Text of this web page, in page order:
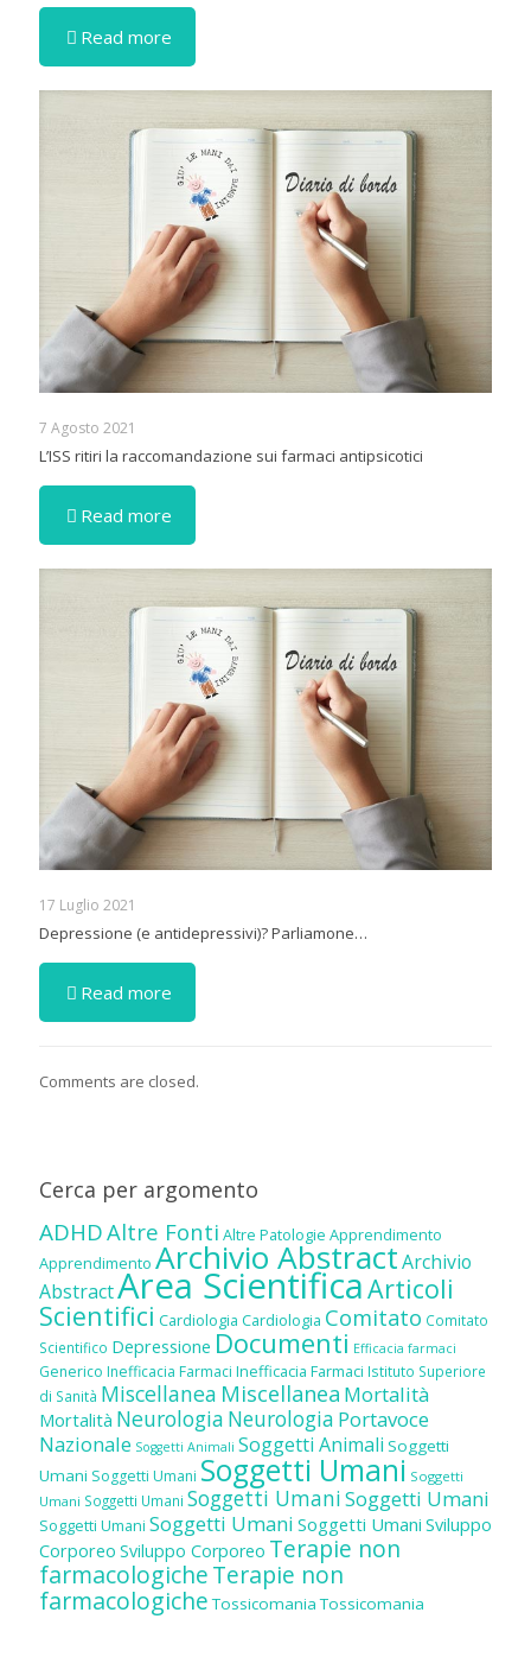
Read more
7 Agosto 2021
L’ISS ritiri la raccomandazione sui farmaci antipsicotici
Read more
17 Luglio 2021
Depressione (e antidepressivi)? Parliamone…
Read more
Comments are closed.
Cerca per argomento
ADHDAltre Fonti Altre Patologie Apprendimento
Apprendimento Archivio AbstractArchivio
AbstractArea ScientificaArticoli
Scientifici Cardiologia Cardiologia Comitato Comitato
Scientifico Depressione Documenti Efficacia farmaci
Generico Inefficacia Farmaci Inefficacia Farmaci Istituto Superiore
di Sanità Miscellanea Miscellanea Mortalità
Mortalità Neurologia Neurologia Portavoce
Nazionale Soggetti Animali Soggetti Animali Soggetti
Umani Soggetti Umani Soggetti Umani Soggetti
Umani Soggetti Umani Soggetti UmaniSoggetti Umani
Soggetti Umani Soggetti Umani Soggetti Umani Sviluppo
Corporeo Sviluppo Corporeo Terapie non
farmacologicheTerapie non
farmacologiche Tossicomania Tossicomania